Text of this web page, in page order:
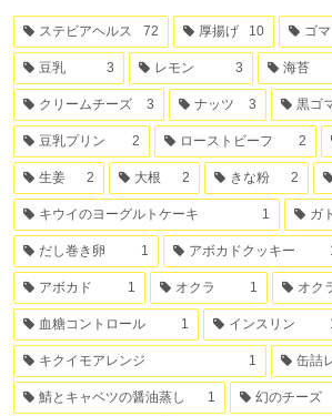
ステビアヘルス 72 厚揚げ 10 ゴマ
豆乳 3 レモン 3 海苔
クリームチーズ 3 ナッツ 3 黒ゴ
豆乳プリン 2 ローストビーフ 2
生姜 2 大根 2 きな粉 2
キウイのヨーグルトケーキ 1 ガ
だし巻き卵 1 アボカドクッキー
アボカド 1 オクラ 1 オク
血糖コントロール 1 インスリン
キクイモアレンジ 1 缶詰
鯖とキャベツの醤油蒸し 1 幻のチーズ